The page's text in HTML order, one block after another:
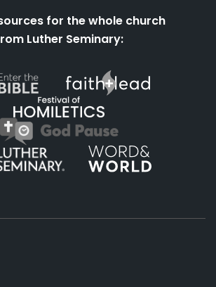
for the whole church
Luther Seminary: